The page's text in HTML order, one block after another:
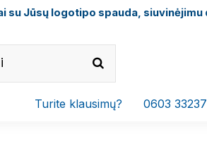
su Jūsų logotipo spauda, siuvinėjimu
0603 33237
Turite klausimų?